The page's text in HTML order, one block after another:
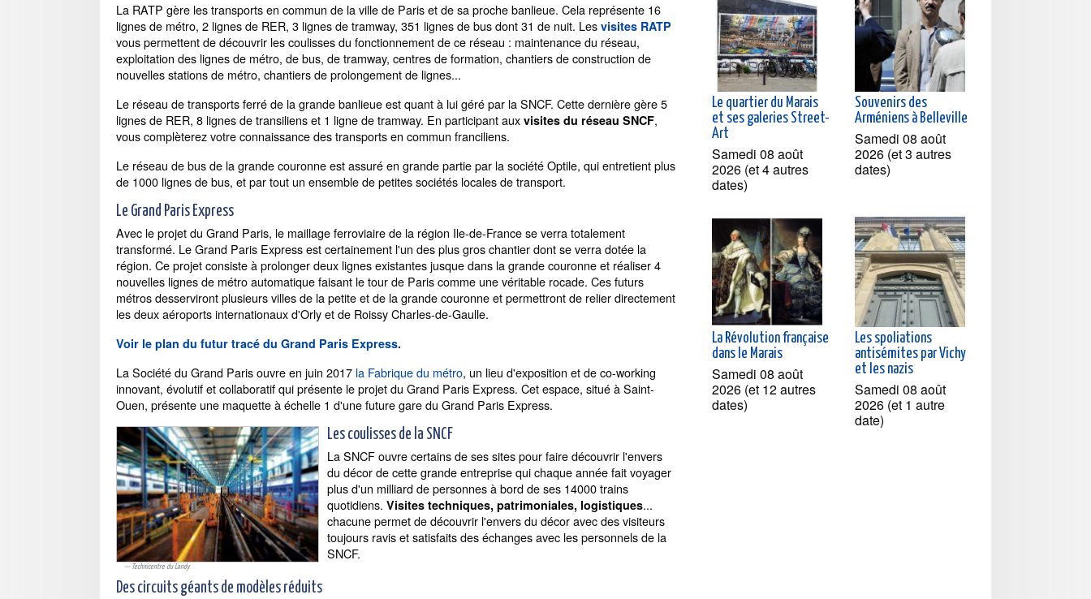
La RATP gère les transports en commun de la ville de Paris et de sa proche banlieue. Cela représente 16
lignes de métro, 2 lignes de RER, 3 lignes de tramway, 351 lignes de bus dont 31 de nuit. Les visites RATP
vous permettent de découvrir les coulisses du fonctionnement de ce réseau : maintenance du réseau,
exploitation des lignes de métro, de bus, de tramway, centres de formation, chantiers de construction de
nouvelles stations de métro, chantiers de prolongement de lignes...
Le réseau de transports ferré de la grande banlieue est quant à lui géré par la SNCF. Cette dernière gère 5
lignes de RER, 8 lignes de transiliens et 1 ligne de tramway. En participant aux visites du réseau SNCF,
vous complèterez votre connaissance des transports en commun franciliens.
Le réseau de bus de la grande couronne est assuré en grande partie par la société Optile, qui entretient plus
de 1000 lignes de bus, et par tout un ensemble de petites sociétés locales de transport.
Le Grand Paris Express
Avec le projet du Grand Paris, le maillage ferroviaire de la région Ile-de-France se verra totalement
transformé. Le Grand Paris Express est certainement l'un des plus gros chantier dont se verra dotée la
région. Ce projet consiste à prolonger deux lignes existantes jusque dans la grande couronne et réaliser 4
nouvelles lignes de métro automatique faisant le tour de Paris comme une véritable rocade. Ces futurs
métros desserviront plusieurs villes de la petite et de la grande couronne et permettront de relier directement
les deux aéroports internationaux d'Orly et de Roissy Charles-de-Gaulle.
Voir le plan du futur tracé du Grand Paris Express.
La Société du Grand Paris ouvre en juin 2017 la Fabrique du métro, un lieu d'exposition et de co-working
innovant, évolutif et collaboratif qui présente le projet du Grand Paris Express. Cet espace, situé à Saint-
Ouen, présente une maquette à échelle 1 d'une future gare du Grand Paris Express.
Technicentre du Landy
Les coulisses de la SNCF
La SNCF ouvre certains de ses sites pour faire découvrir l'envers
du décor de cette grande entreprise qui chaque année fait voyager
plus d'un milliard de personnes à bord de ses 14000 trains
quotidiens. Visites techniques, patrimoniales, logistiques...
chacune permet de découvrir l'envers du décor avec des visiteurs
toujours ravis et satisfaits des échanges avec les personnels de la
SNCF.
Des circuits géants de modèles réduits
Le quartier du Marais
et ses galeries Street-
Art
Samedi 08 août
2026 (et 4 autres
dates)
Souvenirs des
Arméniens à Belleville
Samedi 08 août
2026 (et 3 autres
dates)
La Révolution française
dans le Marais
Samedi 08 août
2026 (et 12 autres
dates)
Les spoliations
antisémites par Vichy
et les nazis
Samedi 08 août
2026 (et 1 autre
date)